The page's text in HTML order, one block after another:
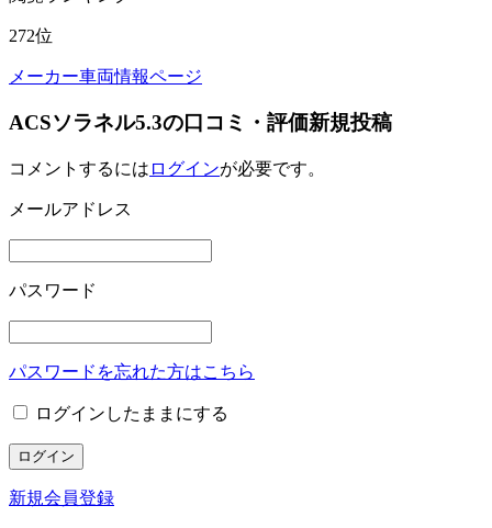
272位
メーカー車両情報ページ
ACSソラネル5.3の口コミ・評価新規投稿
コメントするには ログインが必要です。
メールアドレス
パスワード
パスワードを忘れた方はこちら
ログインしたままにする
新規会員登録